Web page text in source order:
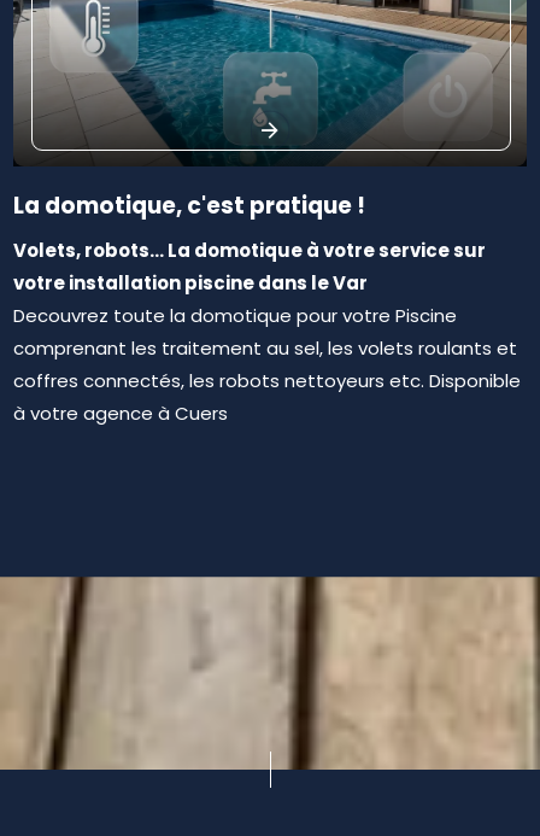
La domotique, c'est pratique !
Volets, robots... La domotique à votre service sur
votre installation piscine dans le Var
Decouvrez toute la domotique pour votre Piscine
comprenant les traitement au sel, les volets roulants et
coffres connectés, les robots nettoyeurs etc. Disponible
à votre agence à Cuers